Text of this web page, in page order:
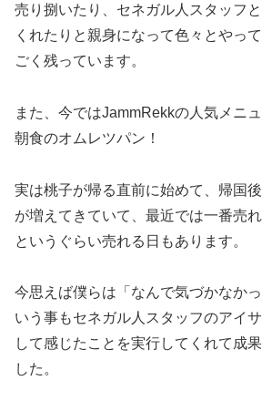
売り捌いたり、セネガル人スタッフ
くれたりと親身になって色々とやっ
ごく残っています。
また、今ではJammRekkの人気メニ
朝食のオムレツパン！
実は桃子が帰る直前に始めて、帰国
が増えてきていて、最近では一番売
というぐらい売れる日もあります。
今思えば僕らは「なんで気づかなか
いう事もセネガル人スタッフのアイ
して感じたことを実行してくれて成
した。